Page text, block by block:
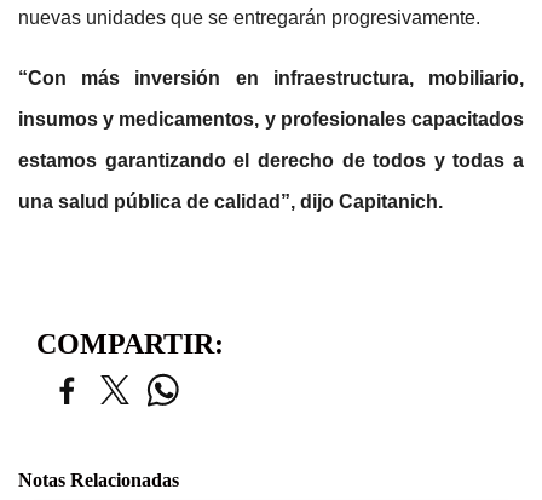
nuevas unidades que se entregarán progresivamente.
“Con más inversión en infraestructura, mobiliario,
insumos y medicamentos, y profesionales capacitados
estamos garantizando el derecho de todos y todas a
una salud pública de calidad”, dijo Capitanich.
COMPARTIR:
Notas Relacionadas